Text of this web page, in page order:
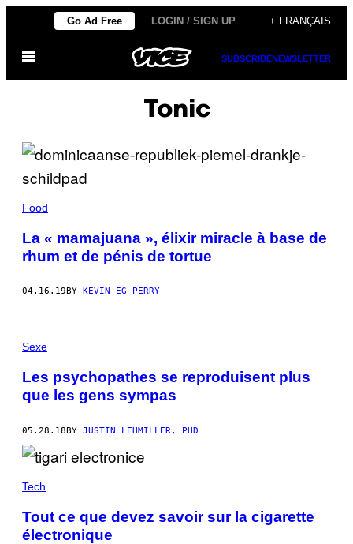
content
Go Ad Free LOGIN / SIGN UP + FRANÇAIS
Open
SUBSCRIBENEWSLETTER
Tonic
Food
La « mamajuana », élixir miracle à base de
rhum et de pénis de tortue
04.16.19 BY KEVIN EG PERRY
Sexe
Les psychopathes se reproduisent plus
que les gens sympas
05.28.18BY JUSTIN LEHMILLER, PHD
Tech
Tout ce que devez savoir sur la cigarette
électronique